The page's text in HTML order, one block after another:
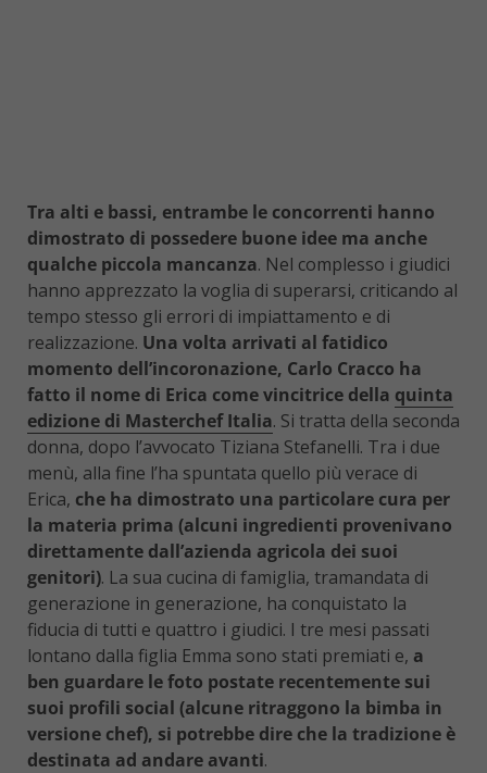
Tra alti e bassi, entrambe le concorrenti hanno
dimostrato di possedere buone idee ma anche
qualche piccola mancanza. Nel complesso i giudici
hanno apprezzato la voglia di superarsi, criticando al
tempo stesso gli errori di impiattamento e di
realizzazione. Una volta arrivati al fatidico
momento dell’incoronazione, Carlo Cracco ha
fatto il nome di Erica come vincitrice della quinta
edizione di Masterchef Italia. Si tratta della seconda
donna, dopo l’avvocato Tiziana Stefanelli. Tra i due
menù, alla fine l’ha spuntata quello più verace di
Erica, che ha dimostrato una particolare cura per
la materia prima (alcuni ingredienti provenivano
direttamente dall’azienda agricola dei suoi
genitori). La sua cucina di famiglia, tramandata di
generazione in generazione, ha conquistato la
fiducia di tutti e quattro i giudici. I tre mesi passati
lontano dalla figlia Emma sono stati premiati e, a
ben guardare le foto postate recentemente sui
suoi profili social (alcune ritraggono la bimba in
versione chef), si potrebbe dire che la tradizione è
destinata ad andare avanti.